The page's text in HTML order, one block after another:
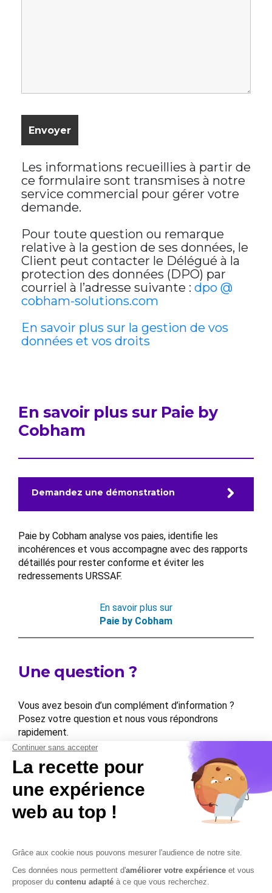
Les informations recueillies à partir de
ce formulaire sont transmises à notre
service commercial pour gérer votre
demande.
Pour toute question ou remarque
relative à la gestion de ses données, le
Client peut contacter le Délégué à la
protection des données (DPO) par
courriel à l’adresse suivante : dpo @
cobham-solutions.com
En savoir plus sur la gestion de vos
données et vos droits
En savoir plus sur Paie by
Cobham
Demandez une démonstration
Paie by Cobham analyse vos paies, identifie les
incohérences et vous accompagne avec des rapports
détaillés pour rester conforme et éviter les
redressements URSSAF.
En savoir plus sur
Paie by Cobham
Une question ?
Vous avez besoin d’un complément d’information ?
Posez votre question et nous vous répondrons
rapidement.
Contactez-nous
Contactez-nous Mentions légales
Plan du site
Sécurisation des données